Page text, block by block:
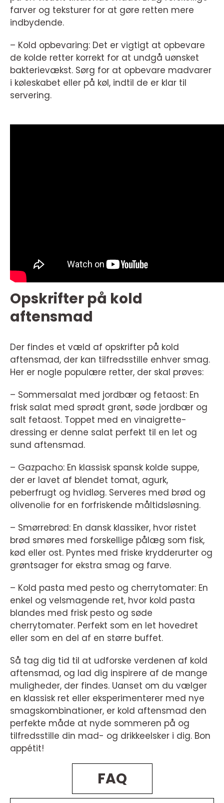
farver og teksturer for at gøre retten mere
indbydende.
– Kold opbevaring: Det er vigtigt at opbevare
de kolde retter korrekt for at undgå uønsket
bakterievækst. Sørg for at opbevare madvarer
i køleskabet eller på køl, indtil de er klar til
servering.
Opskrifter på kold
aftensmad
Der findes et væld af opskrifter på kold
aftensmad, der kan tilfredsstille enhver smag.
Her er nogle populære retter, der skal prøves:
– Sommersalat med jordbær og fetaost: En
frisk salat med sprødt grønt, søde jordbær og
salt fetaost. Toppet med en vinaigrette-
dressing er denne salat perfekt til en let og
sund aftensmad.
– Gazpacho: En klassisk spansk kolde suppe,
der er lavet af blendet tomat, agurk,
peberfrugt og hvidløg. Serveres med brød og
olivenolie for en forfriskende måltidsløsning.
– Smørrebrød: En dansk klassiker, hvor ristet
brød smøres med forskellige pålæg som fisk,
kød eller ost. Pyntes med friske krydderurter og
grøntsager for ekstra smag og farve.
– Kold pasta med pesto og cherrytomater: En
enkel og velsmagende ret, hvor kold pasta
blandes med frisk pesto og søde
cherrytomater. Perfekt som en let hovedret
eller som en del af en større buffet.
Så tag dig tid til at udforske verdenen af kold
aftensmad, og lad dig inspirere af de mange
muligheder, der findes. Uanset om du vælger
en klassisk ret eller eksperimenterer med nye
smagskombinationer, er kold aftensmad den
perfekte måde at nyde sommeren på og
tilfredsstille din mad- og drikkeelsker i dig. Bon
appétit!
FAQ